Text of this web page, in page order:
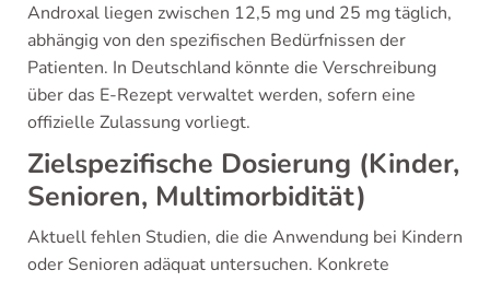
Androxal liegen zwischen 12,5 mg und 25 mg täglich,
abhängig von den spezifischen Bedürfnissen der
Patienten. In Deutschland könnte die Verschreibung
über das E-Rezept verwaltet werden, sofern eine
offizielle Zulassung vorliegt.
Zielspezifische Dosierung (Kinder,
Senioren, Multimorbidität)
Aktuell fehlen Studien, die die Anwendung bei Kindern
oder Senioren adäquat untersuchen. Konkrete